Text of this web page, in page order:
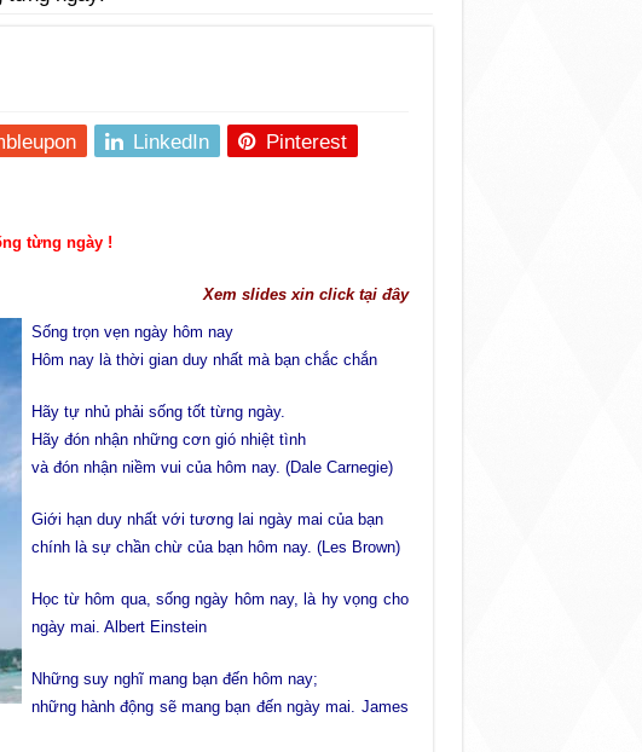
LinkedIn Pinterest
từng ngày !
Xem slides xin click tại đây
Sống trọn vẹn ngày hôm nay
Hôm nay là thời gian duy nhất mà bạn chắc chắn
Hãy tự nhủ phải sống tốt từng ngày.
Hãy đón nhận những cơn gió nhiệt tình
và đón nhận niềm vui của hôm nay. (Dale Carnegie)
Giới hạn duy nhất với tương lai ngày mai của bạn
chính là sự chần chừ của bạn hôm nay. (Les Brown)
Học từ hôm qua, sống ngày hôm nay, là hy vọng cho
ngày mai. Albert Einstein
Những suy nghĩ mang bạn đến hôm nay;
những hành động sẽ mang bạn đến ngày mai. James